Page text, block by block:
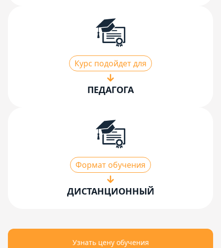
Курс подойдет для
ПЕДАГОГА
Формат обучения
ДИСТАНЦИОННЫЙ
Узнать цену обучения